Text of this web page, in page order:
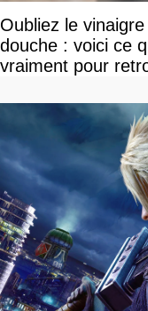
Oubliez le
douche : voici ce
vraiment pour